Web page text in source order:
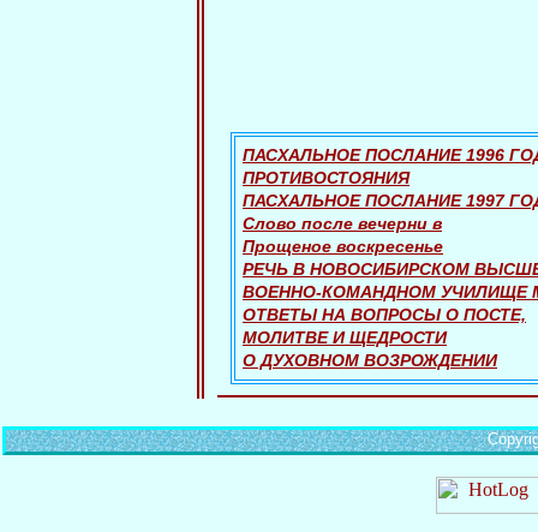
ПАСХАЛЬНОЕ ПОСЛАНИЕ 1996
ПРОТИВОСТОЯНИЯ
ПАСХАЛЬНОЕ ПОСЛАНИЕ 1997
Слово после вечерни в
Прощеное воскресенье
РЕЧЬ В НОВОСИБИРСКОМ
ВОЕННО-КОМАНДНОМ УЧИЛИЩЕ
ОТВЕТЫ НА ВОПРОСЫ О ПОСТЕ,
МОЛИТВЕ И ЩЕДРОСТИ
О ДУХОВНОМ ВОЗРОЖДЕНИИ